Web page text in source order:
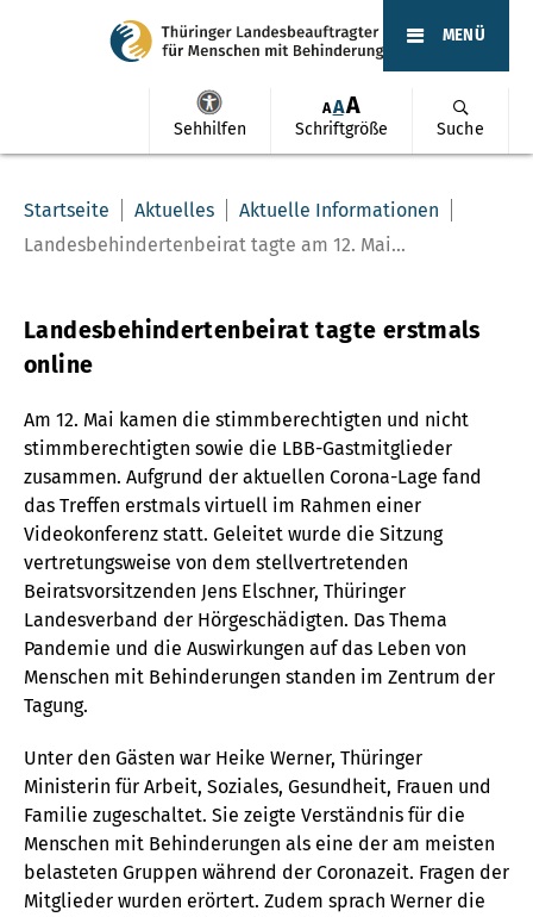
Sehhilfen
AAA
Schriftgröße Suche
MENÜ
Startseite Aktuelles
Aktuelle Informationen
Landesbehindertenbeirat tagte am 12. Mai...
Landesbehindertenbeirat tagte erstmals
online
Am 12. Mai kamen die stimmberechtigten und nicht
stimmberechtigten sowie die LBB-Gastmitglieder
zusammen. Aufgrund der aktuellen Corona-Lage fand
das Treffen erstmals virtuell im Rahmen einer
Videokonferenz statt. Geleitet wurde die Sitzung
vertretungsweise von dem stellvertretenden
Beiratsvorsitzenden Jens Elschner, Thüringer
Landesverband der Hörgeschädigten. Das Thema
Pandemie und die Auswirkungen auf das Leben von
Menschen mit Behinderungen standen im Zentrum der
Tagung.
Unter den Gästen war Heike Werner, Thüringer
Ministerin für Arbeit, Soziales, Gesundheit, Frauen und
Familie zugeschaltet. Sie zeigte Verständnis für die
Menschen mit Behinderungen als eine der am meisten
belasteten Gruppen während der Coronazeit. Fragen der
Mitglieder wurden erörtert. Zudem sprach Werner die